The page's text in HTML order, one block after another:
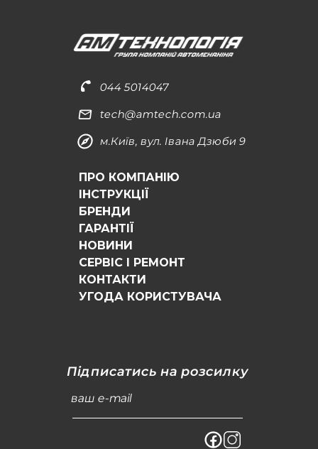
044 5014047
tech@amtech.com.ua
м.Київ, вул. Івана Дзюби 9
ПРО КОМПАНІЮ
ІНСТРУКЦІЇ
БРЕНДИ
ГАРАНТІЇ
НОВИНИ
СЕРВІС І РЕМОНТ
КОНТАКТИ
УГОДА КОРИСТУВАЧА
Підписатись на розсилку
ваш e-mail